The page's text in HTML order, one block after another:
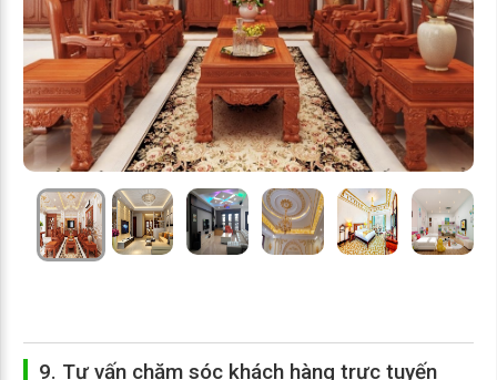
9. Tư vấn chăm sóc khách hàng trực tuyến